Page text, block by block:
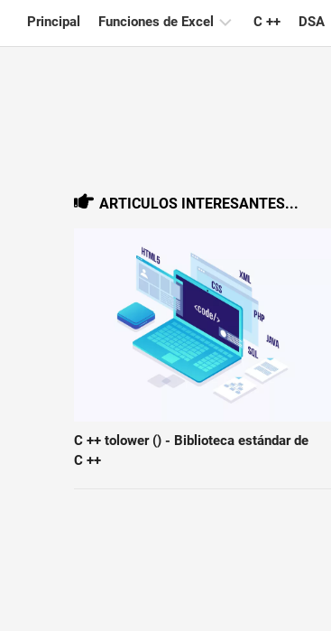
content
Principal Funciones de Excel
Atajos
teclado
Lecciones
Noticias
C ++ DSA
ARTICULOS INTERESANTES...
C ++ tolower () - Biblioteca estándar de
C ++